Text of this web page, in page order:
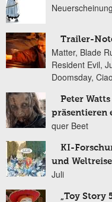
Trailer-
Matter, Blade
Resident Evil,
Doomsday,
Peter
präsentieren
quer Beet
KI-
und
Juli
„Toy